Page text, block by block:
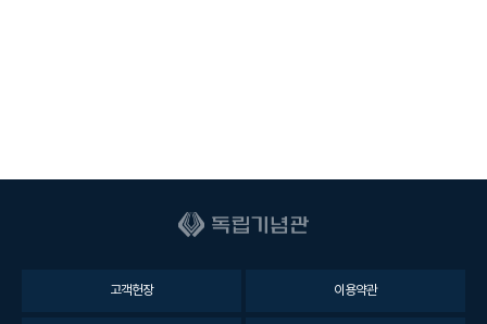
고객헌장 이용약관